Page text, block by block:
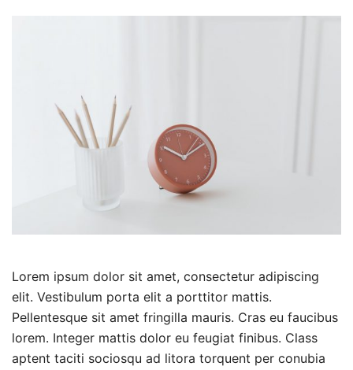
Lorem ipsum dolor sit amet, consectetur adipiscing
elit. Vestibulum porta elit a porttitor mattis.
Pellentesque sit amet fringilla mauris. Cras eu faucibus
lorem. Integer mattis dolor eu feugiat finibus. Class
aptent taciti sociosqu ad litora torquent per conubia